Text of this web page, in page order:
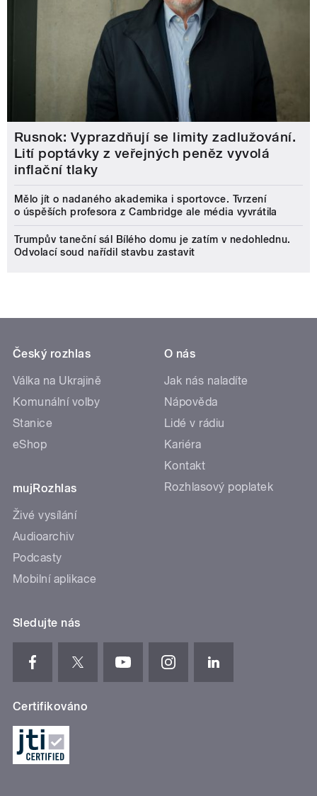
Rusnok: Vyprazdňují se limity zadlužování.
Lití poptávky z veřejných peněz vyvolá
inflační tlaky
Mělo jít o nadaného akademika i sportovce. Tvrzení
o úspěších profesora z Cambridge ale média vyvrátila
Trumpův taneční sál Bílého domu je zatím v nedohlednu.
Odvolací soud nařídil stavbu zastavit
Český rozhlas
Válka na Ukrajině
Komunální volby
Stanice
eShop
mujRozhlas
Živé vysílání
Audioarchiv
Podcasty
Mobilní aplikace
O nás
Jak nás naladíte
Nápověda
Lidé v rádiu
Kariéra
Kontakt
Rozhlasový poplatek
Sledujte nás
Certifikováno